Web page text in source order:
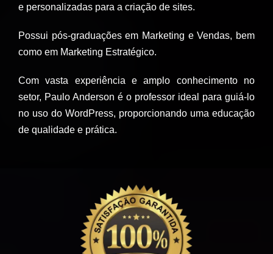
e personalizadas para a criação de sites.
Possui pós-graduações em Marketing e Vendas, bem
como em Marketing Estratégico.
Com vasta experiência e amplo conhecimento no
setor, Paulo Anderson é o professor ideal para guiá-lo
no uso do WordPress, proporcionando uma educação
de qualidade e prática.